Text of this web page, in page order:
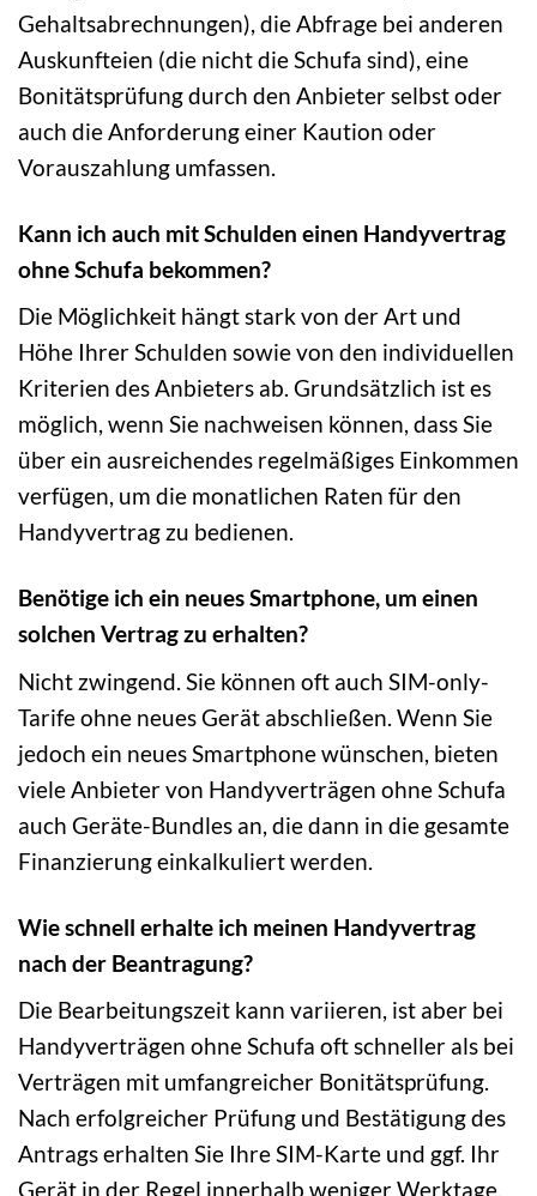
Gehaltsabrechnungen), die Abfrage bei anderen
Auskunfteien (die nicht die Schufa sind), eine
Bonitätsprüfung durch den Anbieter selbst oder
auch die Anforderung einer Kaution oder
Vorauszahlung umfassen.
Kann ich auch mit Schulden einen Handyvertrag
ohne Schufa bekommen?
Die Möglichkeit hängt stark von der Art und
Höhe Ihrer Schulden sowie von den individuellen
Kriterien des Anbieters ab. Grundsätzlich ist es
möglich, wenn Sie nachweisen können, dass Sie
über ein ausreichendes regelmäßiges Einkommen
verfügen, um die monatlichen Raten für den
Handyvertrag zu bedienen.
Benötige ich ein neues Smartphone, um einen
solchen Vertrag zu erhalten?
Nicht zwingend. Sie können oft auch SIM-only-
Tarife ohne neues Gerät abschließen. Wenn Sie
jedoch ein neues Smartphone wünschen, bieten
viele Anbieter von Handyverträgen ohne Schufa
auch Geräte-Bundles an, die dann in die gesamte
Finanzierung einkalkuliert werden.
Wie schnell erhalte ich meinen Handyvertrag
nach der Beantragung?
Die Bearbeitungszeit kann variieren, ist aber bei
Handyverträgen ohne Schufa oft schneller als bei
Verträgen mit umfangreicher Bonitätsprüfung.
Nach erfolgreicher Prüfung und Bestätigung des
Antrags erhalten Sie Ihre SIM-Karte und ggf. Ihr
Gerät in der Regel innerhalb weniger Werktage.